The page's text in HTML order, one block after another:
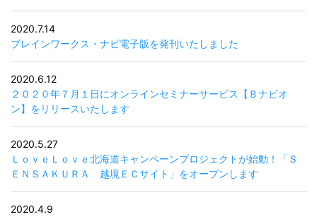
2020.7.14
ブレインワークス・ナビ電子版を発刊いたしました
2020.6.12
２０２０年７月１日にオンラインセミナーサービス【Ｂナビオ
ン】をリリースいたします
2020.5.27
ＬｏｖｅＬｏｖｅ北海道キャンペーンプロジェクトが始動！「Ｓ
ＥＮＳＡＫＵＲＡ 越境ＥＣサイト」をオープンします
2020.4.9